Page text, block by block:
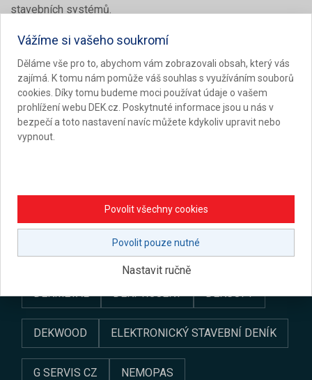
stavebních systémů.
V Praze, dne 01.01.2020
Partneři programu
ARGOS BEST CALLIDA DEK
DEKMETAL DEKPROJEKT DEKSOFT
DEKWOOD ELEKTRONICKÝ STAVEBNÍ DENÍK
G SERVIS CZ NEMOPAS
Vážíme si vašeho soukromí
Děláme vše pro to, abychom vám zobrazovali obsah, který vás
zajímá. K tomu nám pomůže váš souhlas s využíváním souborů
cookies. Díky tomu budeme moci používat údaje o vašem
prohlížení webu DEK.cz. Poskytnuté informace jsou u nás v
bezpečí a toto nastavení navíc můžete kdykoliv upravit nebo
vypnout.
Povolit všechny cookies
Povolit pouze nutné
Nastavit ručně